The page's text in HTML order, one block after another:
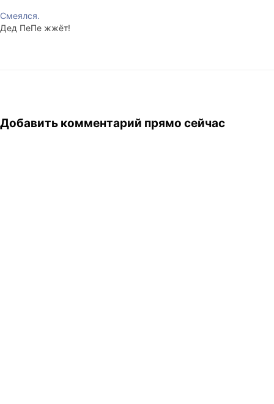
можно будет послушать это
Смеялся.
Дед ПеПе жжёт!
Добавить комментарий прямо сейчас